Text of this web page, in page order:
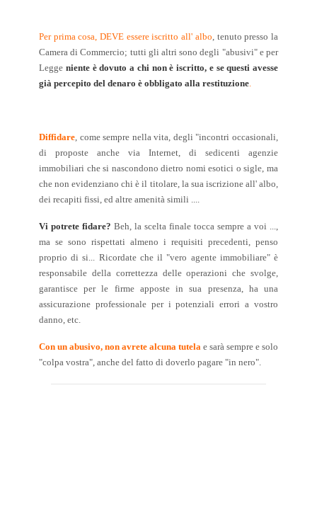
Per prima cosa, DEVE essere iscritto all' albo, tenuto presso la
Camera di Commercio; tutti gli altri sono degli "abusivi" e per
Legge niente è dovuto a chi non è iscritto, e se questi avesse
già percepito del denaro è obbligato alla restituzione.
Diffidare, come sempre nella vita, degli "incontri occasionali,
di proposte anche via Internet, di sedicenti agenzie
immobiliari che si nascondono dietro nomi esotici o sigle, ma
che non evidenziano chi è il titolare, la sua iscrizione all' albo,
dei recapiti fissi, ed altre amenità simili ....
Vi potrete fidare? Beh, la scelta finale tocca sempre a voi ...,
ma se sono rispettati almeno i requisiti precedenti, penso
proprio di si... Ricordate che il "vero agente immobiliare" è
responsabile della correttezza delle operazioni che svolge,
garantisce per le firme apposte in sua presenza, ha una
assicurazione professionale per i potenziali errori a vostro
danno, etc.
Con un abusivo, non avrete alcuna tutela e sarà sempre e solo
"colpa vostra", anche del fatto di doverlo pagare "in nero".